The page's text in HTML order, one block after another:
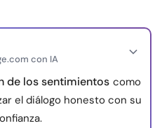
con IA
de los sentimientos como
el diálogo honesto con su